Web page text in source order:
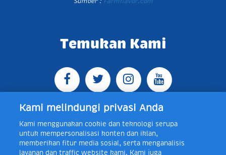
Temukan Kami
Jl. Raya Bogor KM 5, Pasar Rebo, Jakarta Timur,
Indonesia 13760
Telp +62 21 8410945 | PO BOX
4074 Jakarta 13760 Indonesia
Kami melindungi privasi Anda
Kami menggunakan cookie dan teknologi serupa
untuk mempersonalisasi konten dan iklan,
memberikan fitur media sosial, serta menganalisis
layanan dan traffic website kami. Kami juga